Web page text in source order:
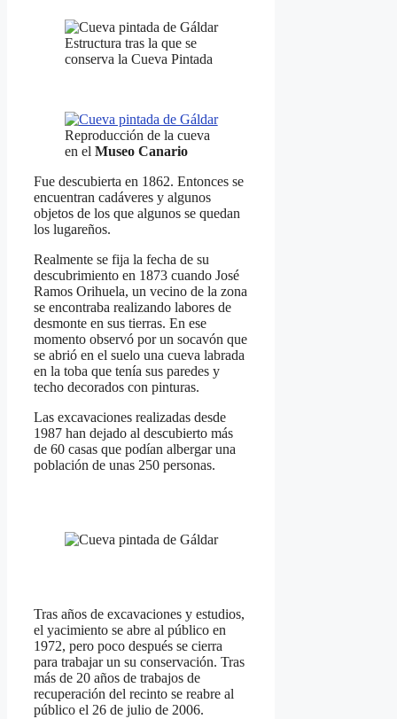
Estructura tras la que se
conserva la Cueva Pintada
Reproducción de la cueva
en el Museo Canario
Fue descubierta en 1862. Entonces se
encuentran cadáveres y algunos
objetos de los que algunos se quedan
los lugareños.
Realmente se fija la fecha de su
descubrimiento en 1873 cuando José
Ramos Orihuela, un vecino de la zona
se encontraba realizando labores de
desmonte en sus tierras. En ese
momento observó por un socavón que
se abrió en el suelo una cueva labrada
en la toba que tenía sus paredes y
techo decorados con pinturas.
Las excavaciones realizadas desde
1987 han dejado al descubierto más
de 60 casas que podían albergar una
población de unas 250 personas.
Tras años de excavaciones y estudios,
el yacimiento se abre al público en
1972, pero poco después se cierra
para trabajar un su conservación. Tras
más de 20 años de trabajos de
recuperación del recinto se reabre al
público el 26 de julio de 2006.